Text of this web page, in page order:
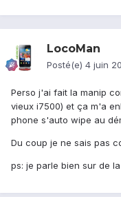
LocoMan
Posté(e) 4 juin
Perso j'ai fait la manip
vieux i7500) et ça m'a
phone s'auto wipe au
Du coup je ne sais pas
ps: je parle bien sur de